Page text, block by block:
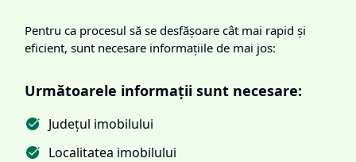
Pentru ca procesul să se desfășoare cât mai rapid și
eficient, sunt necesare informațiile de mai jos:
Următoarele informații sunt necesare:
Județul imobilului
Localitatea imobilului